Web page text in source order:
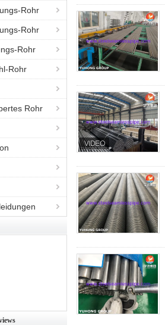
Rohr
Rohr
Rohr
Rohr
Rohr